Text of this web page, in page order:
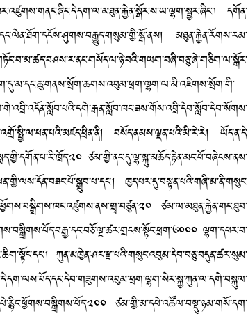
དགོན་
མཐུན་རྐྱེན་རོགས་རམ་
བསོད་ནམས་ལྡན་པའི་མི་རེ་རེ། ཡོད་ན་དེ་
ཙམ་གྱི་ནང་དུ་ལྷ་སྐུ་མཆོད་རྟེན་མང་པོ་བཞེངས་ནས་
ཁྱད་པར་དུ་བསྟན་པའི་གཞི་མ་ནི་གསུང་
ཙམ་ལ་མཐུན་རྐྱེན་གང་ཐུབ་
ལྷག་དཔར་བ་
ཀུན་མཁྱེན་ཤར་རྫ་པའི་གསུང་འབུམ་དེབ་བཅུ་བདུན་ཚར་སུམ་
ཙམ་གྱི་མ་དཔེ་འཚོལ་བསྡུ་ཉམ་གསོ་དག་